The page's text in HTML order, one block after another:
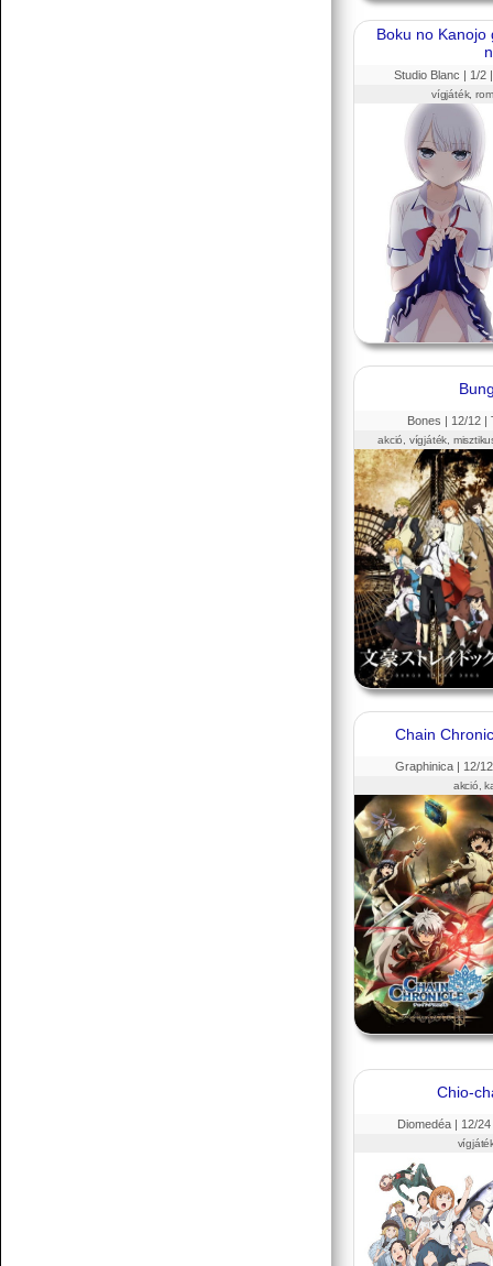
Boku no Kanojo
Studio Blanc | 1/2
vígjáték,
Bones | 12/12 |
akció, vígjáték,
Chain
Graphinica | 12/
akció,
Chio-
Diomedéa | 12/